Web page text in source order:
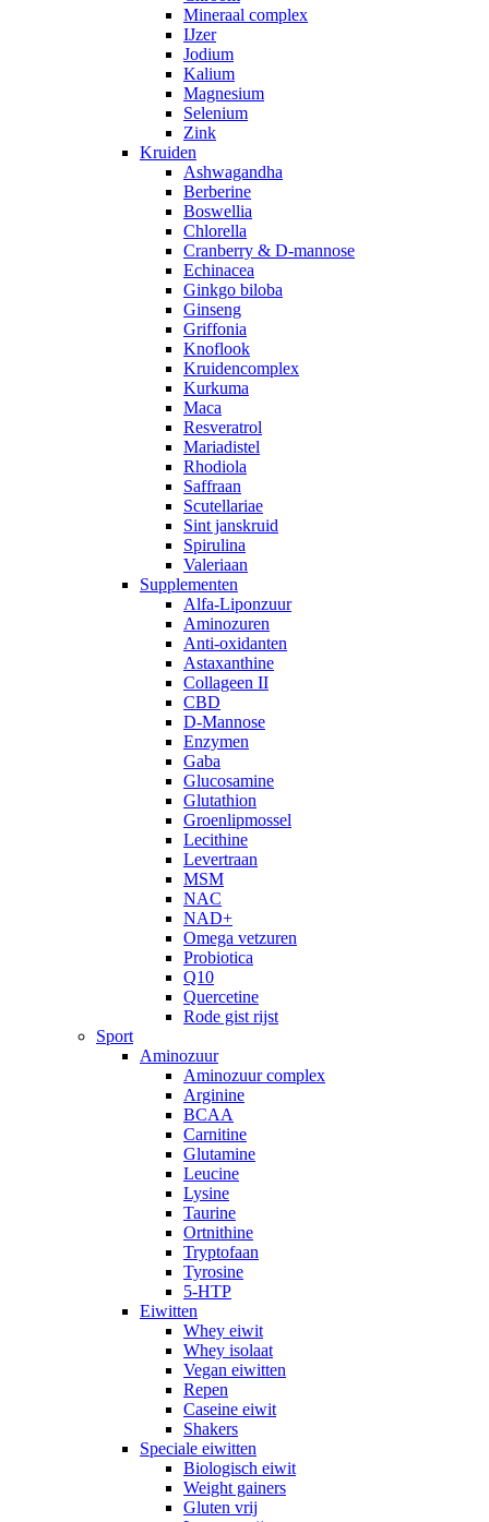
Mineraal complex
IJzer
Jodium
Kalium
Magnesium
Selenium
Zink
Kruiden
Ashwagandha
Berberine
Boswellia
Chlorella
Cranberry & D-mannose
Echinacea
Ginkgo biloba
Ginseng
Griffonia
Knoflook
Kruidencomplex
Kurkuma
Maca
Resveratrol
Mariadistel
Rhodiola
Saffraan
Scutellariae
Sint janskruid
Spirulina
Valeriaan
Supplementen
Alfa-Liponzuur
Aminozuren
Anti-oxidanten
Astaxanthine
Collageen II
CBD
D-Mannose
Enzymen
Gaba
Glucosamine
Glutathion
Groenlipmossel
Lecithine
Levertraan
MSM
NAC
NAD+
Omega vetzuren
Probiotica
Q10
Quercetine
Rode gist rijst
Sport
Aminozuur
Aminozuur complex
Arginine
BCAA
Carnitine
Glutamine
Leucine
Lysine
Taurine
Ortnithine
Tryptofaan
Tyrosine
5-HTP
Eiwitten
Whey eiwit
Whey isolaat
Vegan eiwitten
Repen
Caseine eiwit
Shakers
Speciale eiwitten
Biologisch eiwit
Weight gainers
Gluten vrij